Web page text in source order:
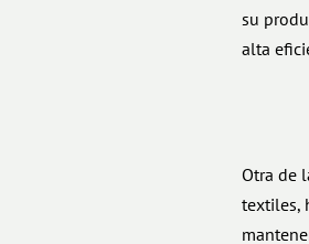
su
alta
Otra de
textiles,